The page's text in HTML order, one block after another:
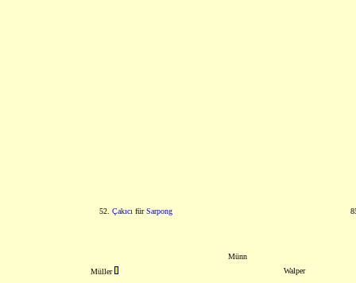
52. Çakıcı fürSarpong
Münn
Müller
Walper